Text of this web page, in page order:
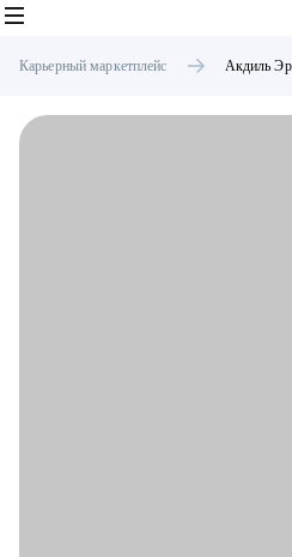
Карьерный маркетплейс Акдиль